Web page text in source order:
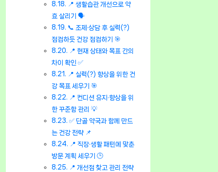
📍 생활습관 개선으로 약
효 살리기 🗣️
📞 조제·상담 후 실력(?)
점검하듯 건강 점검하기 🎯
📍 현재 상태와 목표 간의
차이 확인 ✅
📍 실력(?) 향상을 위한 건
강 목표 세우기 🎯
📍 컨디션 유지·향상을 위
한 꾸준함 관리 💡
✅ 단골 약국과 함께 만드
는 건강 전략 📌
📍 직장·생활 패턴에 맞춘
방문 계획 세우기 🕒
📍 개선점 찾고 관리 전략